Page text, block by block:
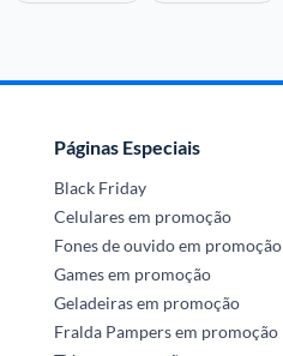
Páginas Especiais
Black Friday
Celulares em promoção
Fones de ouvido em promoção
Games em promoção
Geladeiras em promoção
Fralda Pampers em promoção